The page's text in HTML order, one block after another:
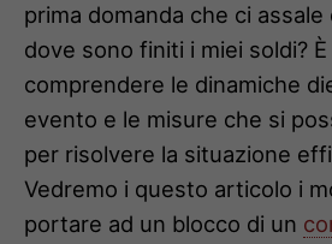
prima domanda che ci
dove sono finiti i miei soldi?
comprendere le dinamiche
evento e le misure che si
per risolvere la situazione
Vedremo i questo articolo i
portare ad un blocco di un